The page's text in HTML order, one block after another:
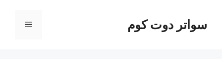
المحتوىسواتر دوت كوم القائمة